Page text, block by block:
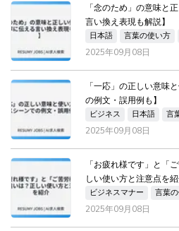
「念のため」の意味と
言い換え表現も解説】
日本語 言葉の使い方
2025年09月08日
「一応」の正しい意味
の例文・誤用例も】
ビジネス 日本語 言
2025年09月08日
「お疲れ様です」と「
しい使い方と注意点を
ビジネスマナー 言葉
2025年09月08日